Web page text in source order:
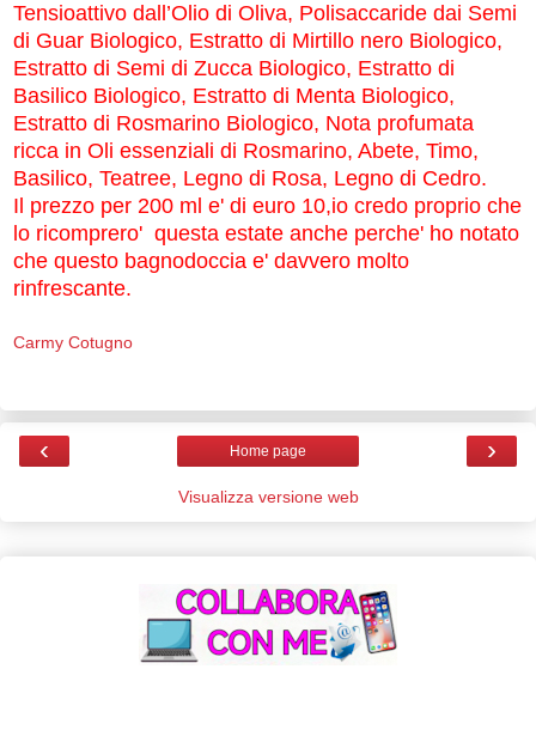
Tensioattivo dall’Olio di Oliva, Polisaccaride dai Semi
di Guar Biologico, Estratto di Mirtillo nero Biologico,
Estratto di Semi di Zucca Biologico, Estratto di
Basilico Biologico, Estratto di Menta Biologico,
Estratto di Rosmarino Biologico, Nota profumata
ricca in Oli essenziali di Rosmarino, Abete, Timo,
Basilico, Teatree, Legno di Rosa, Legno di Cedro.
Il prezzo per 200 ml e' di euro 10,io credo proprio che
lo ricomprero' questa estate anche perche' ho notato
che questo bagnodoccia e' davvero molto
rinfrescante.
Carmy Cotugno
‹ ›
Home page
Visualizza versione web